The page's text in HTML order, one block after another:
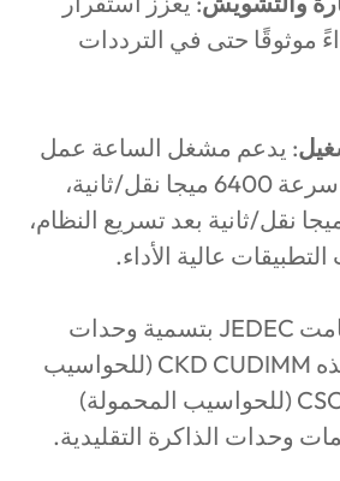
موثوقًا حتى في الترددات
: يدعم مشغل الساعة عمل
الذاكرة بثبات عند سرعة 6400 ميجا نقل/ثانية،
إلى 9000 ميجا نقل/ثانية بعد تسريع النظام،
عالية الأداء.
JEDEC بتسمية وحدات
CKD CUDIMM (للحواسيب
(للحواسيب المحمولة)
وحدات الذاكرة التقليدية.